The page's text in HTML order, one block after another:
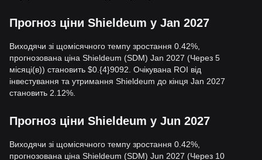
Прогноз ціни Shieldeum у Jan 2027
Виходячи зі щомісячного темпу зростання 0.42%,
прогнозована ціна Shieldeum (SDM) Jan 2027 (Через 5
місяці(в)) становить $0.{4}9092. Очікувана ROI від
інвестування та утримання Shieldeum до кінця Jan 2027
становить 2.12%.
Прогноз ціни Shieldeum у Jun 2027
Виходячи зі щомісячного темпу зростання 0.42%,
прогнозована ціна Shieldeum (SDM) Jun 2027 (Через 10